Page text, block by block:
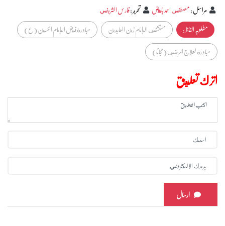
مراسل:مصطفى احمد باهض تحرير:فارس الشريفي
مطلوبہ الفاظ :
مستشفى الإمام زين العابدين
مبادرة فيض الإمام الحسين (ع)
مبادرة لعلاج المرضى (مجانا)
اترك تعليق
ارسال